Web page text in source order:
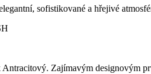
sofistikované a hřejivé
Zajímavým designovým